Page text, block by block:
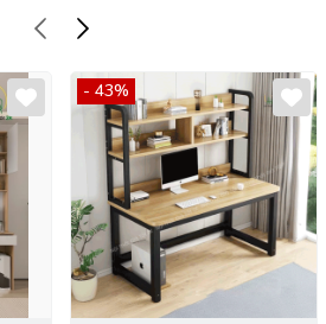
- 43%